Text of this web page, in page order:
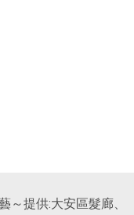
～提供:大安區髮廊